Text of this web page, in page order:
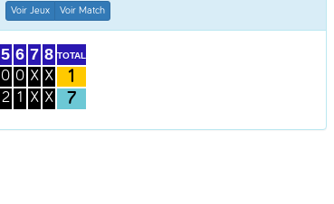
Voir Jeux Voir Match
5
0
2
6
0
1
7
X
X
8
X
X
TOTAL
1
7